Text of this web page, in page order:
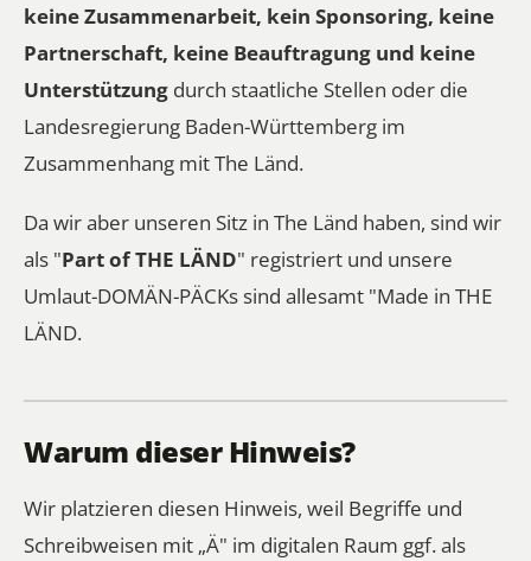
keine Zusammenarbeit, kein Sponsoring, keine
Partnerschaft, keine Beauftragung und keine
Unterstützung durch staatliche Stellen oder die
Landesregierung Baden-Württemberg im
Zusammenhang mit The Länd.
Da wir aber unseren Sitz in The Länd haben, sind wir
als "Part of THE LÄND" registriert und unsere
Umlaut-DOMÄN-PÄCKs sind allesamt "Made in THE
LÄND.
Warum dieser Hinweis?
Wir platzieren diesen Hinweis, weil Begriffe und
Schreibweisen mit „Ä" im digitalen Raum ggf. als